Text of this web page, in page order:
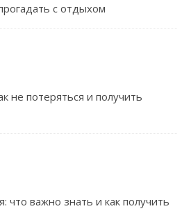
с отдыхом
не потеряться и получить
что важно знать и как получить